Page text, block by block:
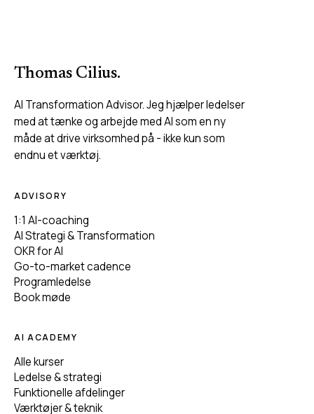
Thomas Cilius.
AI Transformation Advisor. Jeg hjælper ledelser
med at tænke og arbejde med AI som en ny
måde at drive virksomhed på - ikke kun som
endnu et værktøj.
ADVISORY
1:1 AI-coaching
AI Strategi & Transformation
OKR for AI
Go-to-market cadence
Programledelse
Book møde
AI ACADEMY
Alle kurser
Ledelse & strategi
Funktionelle afdelinger
Værktøjer & teknik